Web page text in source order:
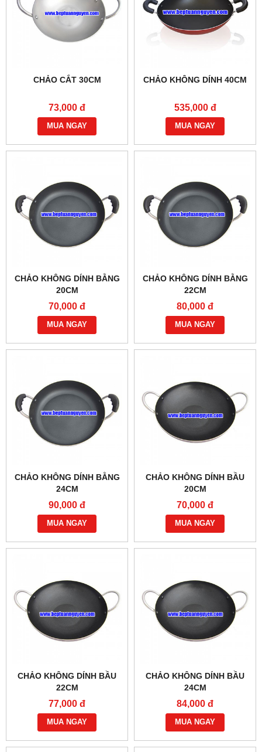
CHẢO CẮT 30CM
73,000 đ
MUA NGAY
CHẢO KHÔNG DÍNH 40CM
535,000 đ
MUA NGAY
CHẢO KHÔNG DÍNH BẰNG
20CM
70,000 đ
MUA NGAY
CHẢO KHÔNG DÍNH BẰNG
22CM
80,000 đ
MUA NGAY
CHẢO KHÔNG DÍNH BẰNG
24CM
90,000 đ
MUA NGAY
CHẢO KHÔNG DÍNH BẦU
20CM
70,000 đ
MUA NGAY
CHẢO KHÔNG DÍNH BẦU
22CM
77,000 đ
MUA NGAY
CHẢO KHÔNG DÍNH BẦU
24CM
84,000 đ
MUA NGAY